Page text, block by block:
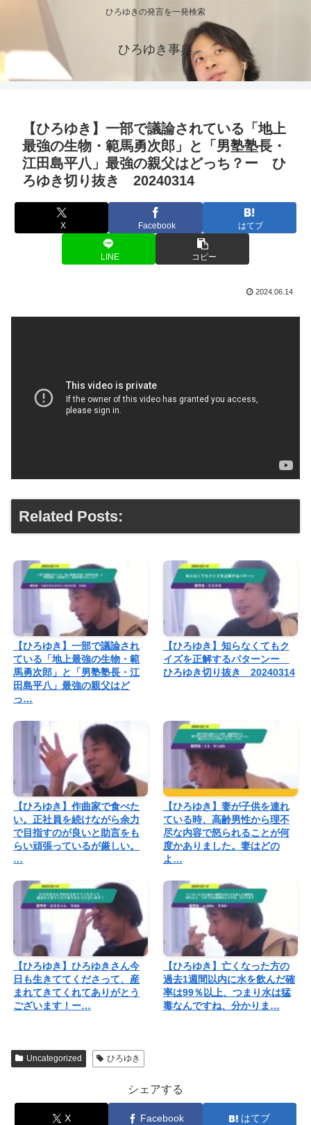
ひろゆきの発言を一発検索
ひろゆき事典
【ひろゆき】一部で議論されている「地上
最強の生物・範馬勇次郎」と「男塾塾長・
江田島平八」最強の親父はどっち？ー ひ
ろゆき切り抜き 20240314
X Facebook はてブ
LINE コピー
2024.06.14
Related Posts:
【ひろゆき】一部で議論され
ている「地上最強の生物・範
馬勇次郎」と「男塾塾長・江
田島平八」最強の親父はど
っ…
【ひろゆき】知らなくてもク
イズを正解するパターンー
ひろゆき切り抜き 20240314
【ひろゆき】作曲家で食べた
い。正社員を続けながら余力
で目指すのが良いと助言をも
らい頑張っているが厳しい。
…
【ひろゆき】妻が子供を連れ
ている時、高齢男性から理不
尽な内容で怒られることが何
度かありました。妻はどの
よ…
【ひろゆき】ひろゆきさん今
日も生きててくださって、産
まれてきてくれてありがとう
ございます！ー…
【ひろゆき】亡くなった方の
過去1週間以内に水を飲んだ確
率は99％以上、つまり水は猛
毒なんですね、分かりま…
Uncategorized ひろゆき
シェアする
X Facebook はてブ